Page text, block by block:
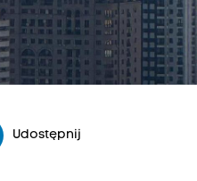
Udostępnij